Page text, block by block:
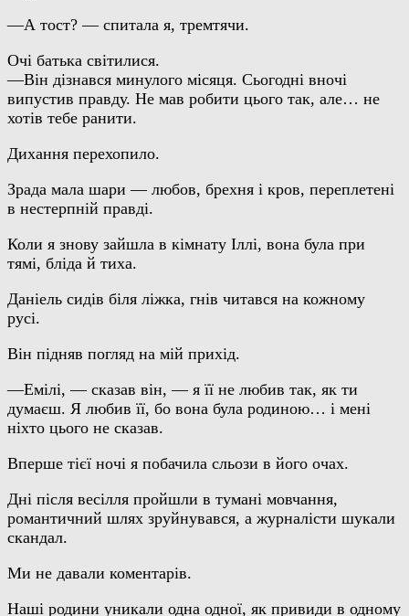
—А тост? — спитала я, тремтячи.
Очі батька світилися.
—Він дізнався минулого місяця. Сьогодні вночі
випустив правду. Не мав робити цього так, але… не
хотів тебе ранити.
Дихання перехопило.
Зрада мала шари — любов, брехня і кров, переплетені
в нестерпній правді.
Коли я знову зайшла в кімнату Іллі, вона була при
тямі, бліда й тиха.
Даніель сидів біля ліжка, гнів читався на кожному
русі.
Він підняв погляд на мій прихід.
—Емілі, — сказав він, — я її не любив так, як ти
думаєш. Я любив її, бо вона була родиною… і мені
ніхто цього не сказав.
Вперше тієї ночі я побачила сльози в його очах.
Дні після весілля пройшли в тумані мовчання,
романтичний шлях зруйнувався, а журналісти шукали
скандал.
Ми не давали коментарів.
Наші родини уникали одна одної, як привиди в одному